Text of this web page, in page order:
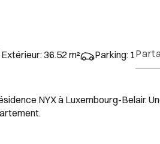
Extérieur:36.52m² Parking: 1
NYX à Luxembourg-Belair.